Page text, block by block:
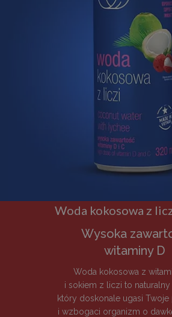
Woda kokosowa z
Wysoka
witaminy D
Woda kokosowa z
i sokiem z liczi to naturalny
który doskonale ugasi Twoje
i wzbogaci organizm o